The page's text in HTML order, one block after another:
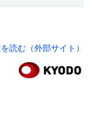
読む（外部サイト）